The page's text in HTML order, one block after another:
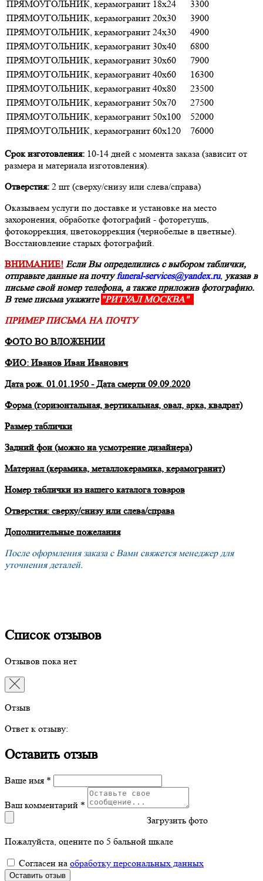
ПРЯМОУГОЛЬНИК, керамогранит 18х24
3300
ПРЯМОУГОЛЬНИК, керамогранит 20х30
3900
ПРЯМОУГОЛЬНИК, керамогранит 24х30
4900
ПРЯМОУГОЛЬНИК, керамогранит 30х40
6800
ПРЯМОУГОЛЬНИК, керамогранит 30х60
7900
ПРЯМОУГОЛЬНИК, керамогранит 40х60
16300
ПРЯМОУГОЛЬНИК, керамогранит 40х80
23500
ПРЯМОУГОЛЬНИК, керамогранит 50х70
27500
ПРЯМОУГОЛЬНИК, керамогранит 50х100
52000
ПРЯМОУГОЛЬНИК, керамогранит 60х120 76000
Срок изготовления: 10-14 дней с момента заказа (зависит от
размера и материала изготовления).
Отверстия: 2 шт (сверху/снизу или слева/справа)
Оказываем услуги по доставке и установке на место
захоронения, обработке фотографий - фоторетушь,
фотокоррекция, цветокоррекция (чернобелые в цветные).
Восстановление старых фотографий.
ВНИМАНИЕ! Если Вы определились с выбором таблички,
отправьте данные на почтуfuneral-services@yandex.ru, указав в
письме свой номер телефона, а также приложив фотографию.
В теме письма укажите "РИТУАЛ МОСКВА"
ПРИМЕР ПИСЬМА НА ПОЧТУ
ФОТО ВО ВЛОЖЕНИИ
ФИО: Иванов Иван Иванович
Дата рож. 01.01.1950 - Дата смерти 09.09.2020
Форма (горизонтальная, вертикальная, овал, арка, квадрат)
Размер таблички
Задний фон (можно на усмотрение дизайнера)
Материал (керамика, металлокерамика, керамогранит)
Номер таблички из нашего каталога товаров
Отверстия: сверху/снизу или слева/справа
Дополнительные пожелания
После оформления заказа с Вами свяжется менеджер для
уточнения деталей.
Список отзывов
Отзывов пока нет
Отзыв
Ответ к отзыву:
Оставить отзыв
Ваше имя *
Ваш комментарий *
Загрузить фото
Пожалуйста, оцените по 5 бальной шкале
Согласен на обработку персональных данных
Оставить отзыв